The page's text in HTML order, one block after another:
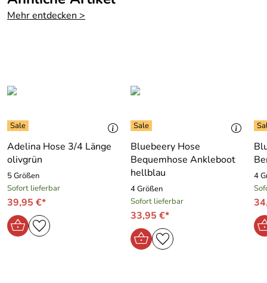
Mehr entdecken >
Adelina Hose 3/4 Länge
olivgrün
5 Größen
Sofort lieferbar
39,95 €*
Bluebeery Hose
Bequemhose Ankleboot
hellblau
4 Größen
Sofort lieferbar
33,95 €*
4